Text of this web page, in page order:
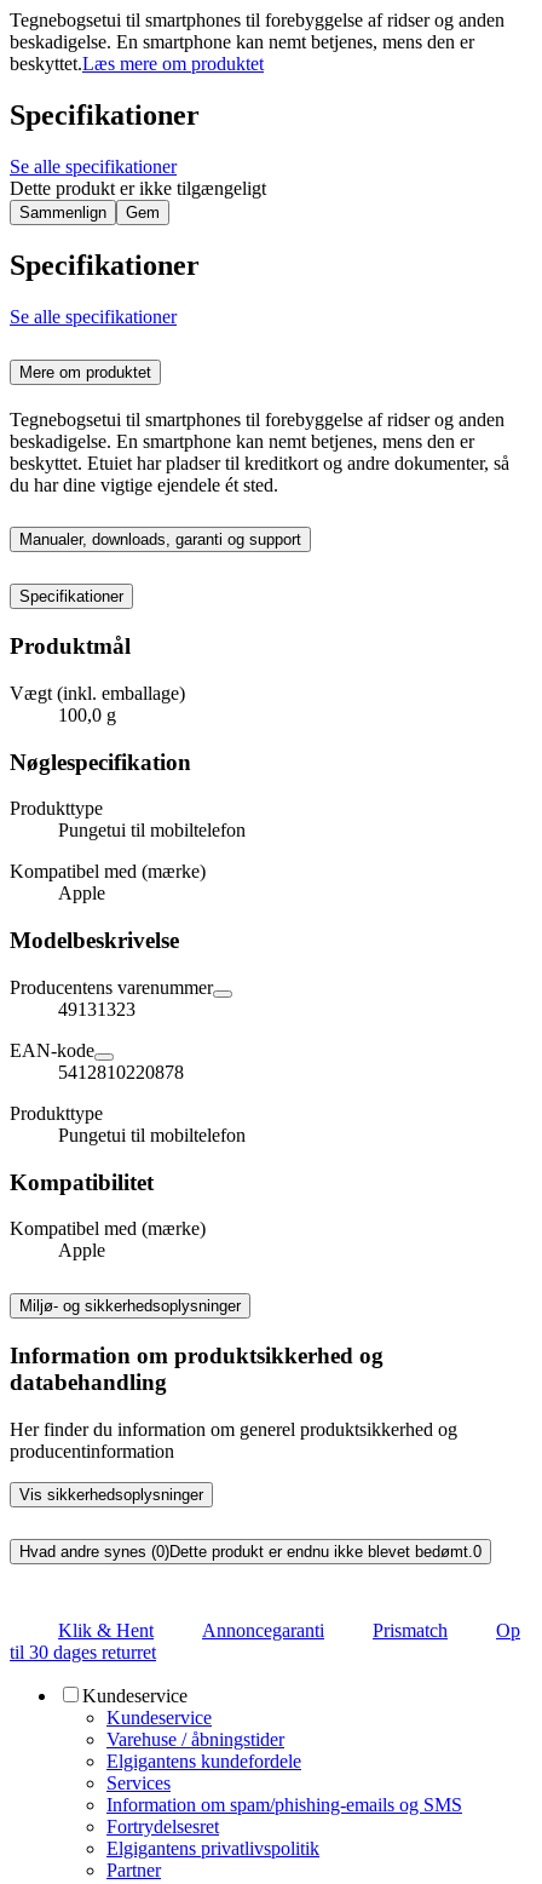
Tegnebogsetui til smartphones til forebyggelse af ridser og anden
beskadigelse. En smartphone kan nemt betjenes, mens den er
beskyttet.Læs mere om produktet
Specifikationer
Se alle specifikationer
Dette produkt er ikke tilgængeligt
Sammenlign Gem
Specifikationer
Se alle specifikationer
Mere om produktet
Tegnebogsetui til smartphones til forebyggelse af ridser og anden
beskadigelse. En smartphone kan nemt betjenes, mens den er
beskyttet. Etuiet har pladser til kreditkort og andre dokumenter, så
du har dine vigtige ejendele ét sted.
Manualer, downloads, garanti og support
Specifikationer
Produktmål
Vægt (inkl. emballage)
100,0 g
Nøglespecifikation
Produkttype
Pungetui til mobiltelefon
Kompatibel med (mærke)
Apple
Modelbeskrivelse
Producentens varenummer
49131323
EAN-kode
5412810220878
Produkttype
Pungetui til mobiltelefon
Kompatibilitet
Kompatibel med (mærke)
Apple
Miljø- og sikkerhedsoplysninger
Information om produktsikkerhed og
databehandling
Her finder du information om generel produktsikkerhed og
producentinformation
Vis sikkerhedsoplysninger
Hvad andre synes (0)Dette produkt er endnu ikke blevet bedømt. 0
Klik & Hent Annoncegaranti Prismatch
Op
til 30 dages returret
Kundeservice
Kundeservice
Varehuse / åbningstider
Elgigantens kundefordele
Services
Information om spam/phishing-emails og SMS
Fortrydelsesret
Elgigantens privatlivspolitik
Partner